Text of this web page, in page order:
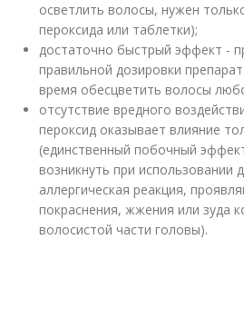
осветлить волосы, нужен
пероксида или таблетки);
достаточно быстрый эффект -
правильной дозировки
время обесцветить волосы
отсутствие вредного
пероксид оказывает влияние
(единственный побочный
возникнуть при использовании
аллергическая реакция,
покраснения, жжения или зуда
волосистой части головы).